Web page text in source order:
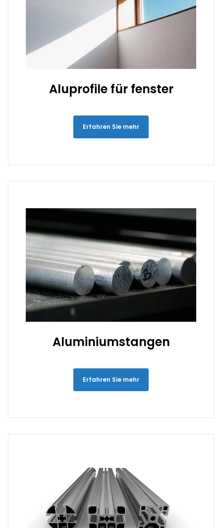
Aluprofile für fenster
Erfahren Sie mehr
Aluminiumstangen
Erfahren Sie mehr